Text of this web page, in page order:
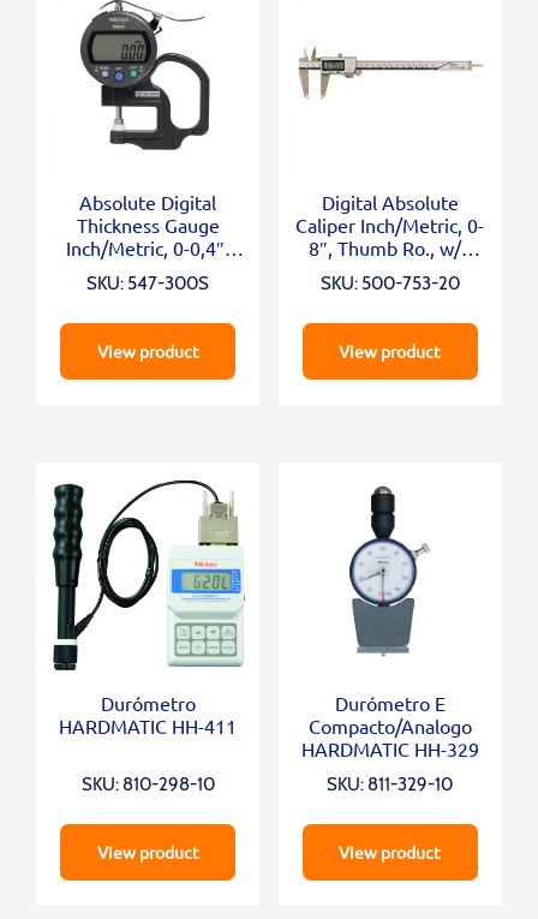
Absolute Digital
Thickness Gauge
Inch/Metric, 0-0,4″,
SKU: 547-300S
View product
Digital Absolute
Caliper Inch/Metric, 0-
8″, Thumb Ro., w/o
SKU: 500-753-20
View product
Durómetro
HARDMATIC HH-411
SKU: 810-298-10
View product
Durómetro E
Compacto/Analogo
HARDMATIC HH-329
SKU: 811-329-10
View product